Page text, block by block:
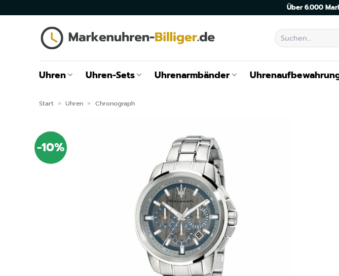
Über 6.000
Suchen
nach:
Uhren Uhren-Sets Uhrenarmbänder
Start » Uhren » Chronograph
-10%